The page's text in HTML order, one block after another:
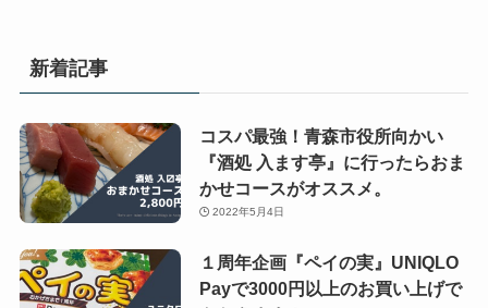
新着記事
コスパ最強！青森市役所向かい
『酒処 入ます亭』に行ったらおま
かせコースがオススメ。
2022年5月4日
１周年企画『ペイの実』UNIQLO
Payで3000円以上のお買い上げで